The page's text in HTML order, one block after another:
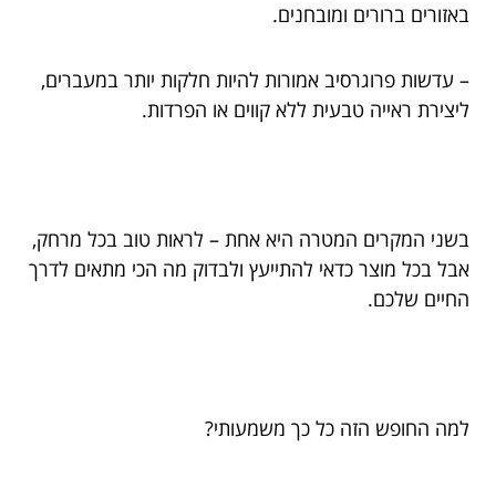
באזורים ברורים ומובחנים.
– עדשות פרוגרסיב אמורות להיות חלקות יותר במעברים,
ליצירת ראייה טבעית ללא קווים או הפרדות.
בשני המקרים המטרה היא אחת – לראות טוב בכל מרחק,
אבל בכל מוצר כדאי להתייעץ ולבדוק מה הכי מתאים לדרך
החיים שלכם.
למה החופש הזה כל כך משמעותי?